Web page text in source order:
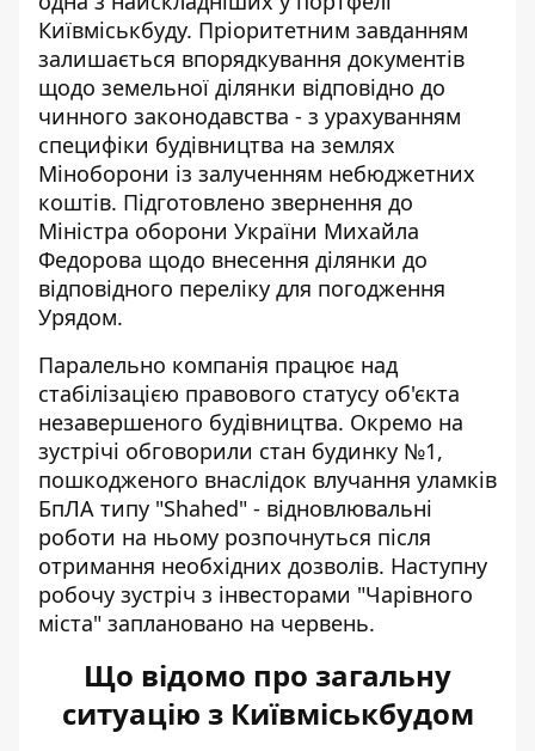
Київміськбуду. Пріоритетним завданням
залишається впорядкування документів
щодо земельної ділянки відповідно до
чинного законодавства - з урахуванням
специфіки будівництва на землях
Міноборони із залученням небюджетних
коштів. Підготовлено звернення до
Міністра оборони України Михайла
Федорова щодо внесення ділянки до
відповідного переліку для погодження
Урядом.
Паралельно компанія працює над
стабілізацією правового статусу об'єкта
незавершеного будівництва. Окремо на
зустрічі обговорили стан будинку №1,
пошкодженого внаслідок влучання уламків
БпЛА типу "Shahed" - відновлювальні
роботи на ньому розпочнуться після
отримання необхідних дозволів. Наступну
робочу зустріч з інвесторами "Чарівного
міста" заплановано на червень.
Що відомо про загальну
ситуацію з Київміськбудом